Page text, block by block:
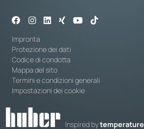
Impronta
Protezione dei dati
Codice di condotta
Mappa del sito
Termini e condizioni generali
Impostazioni dei cookie
Inspired bytemperature